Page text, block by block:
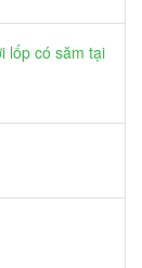
lốp có săm tại